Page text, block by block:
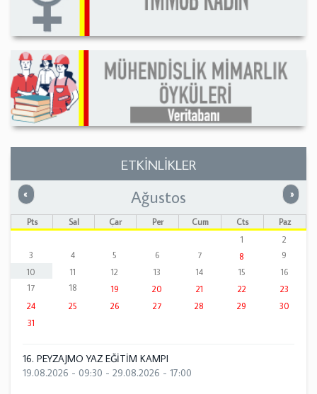
ETKİNLİKLER
« Önceki »
Ağustos
Pts Sal Çar Per Cum Cts
Paz
1
2
3
4 5 6 7 8
9
10
11 12 13 14 15
16
17
18 19 20 21 22
23
24
25 26 27 28 29
30
31
16. PEYZAJMO YAZ EĞİTİM KAMPI
19.08.2026 - 09:30 - 29.08.2026 - 17:00